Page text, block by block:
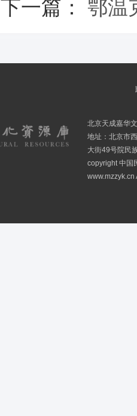
下一篇： 鄂温
北京天成嘉华
地址：北京市
大街49号院民
copyright 中国